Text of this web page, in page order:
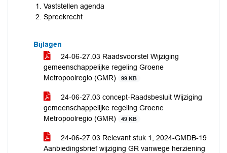
Vaststellen agenda
Spreekrecht
Bijlagen
24-06-27.03 Raadsvoorstel Wijziging
gemeenschappelijke regeling Groene
Metropoolregio (GMR)
99 KB
24-06-27.03 concept-Raadsbesluit Wijziging
gemeenschappelijke regeling Groene
Metropoolregio (GMR)
49 KB
24-06-27.03 Relevant stuk 1, 2024-GMDB-19
Aanbiedingsbrief wijziging GR vanwege herziening